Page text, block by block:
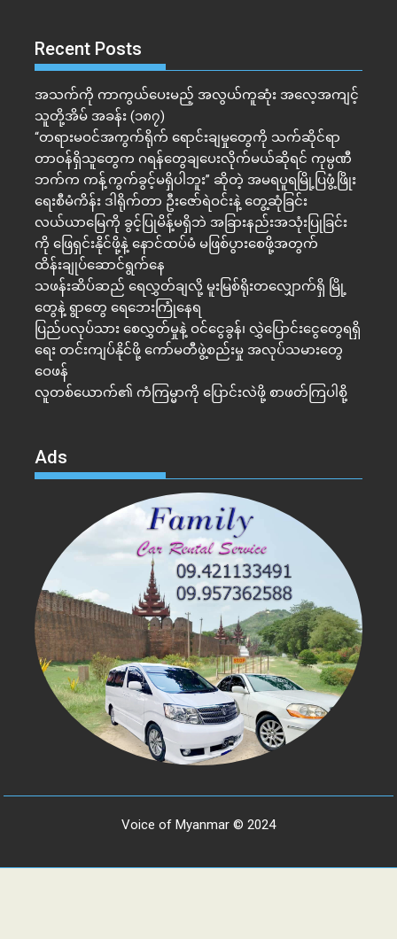
Recent Posts
အသက်ကို ကာကွယ်ပေးမည့် အလွယ်ကူဆုံး အလေ့အကျင့်
သူတို့အိမ် အခန်း (၁၈၇)
“တရားမဝင်အကွက်ရိုက် ရောင်းချမှုတွေကို သက်ဆိုင်ရာ
တာဝန်ရှိသူတွေက ဂရန်တွေချပေးလိုက်မယ်ဆိုရင် ကုမ္ပဏီ
ဘက်က ကန့်ကွက်ခွင့်မရှိပါဘူး” ဆိုတဲ့ အမရပူရမြို့ပြဖွံ့ဖြိုး
ရေးစီမံကိန်း ဒါရိုက်တာ ဦးဇော်ရဲဝင်းနဲ့ တွေ့ဆုံခြင်း
လယ်ယာမြေကို ခွင့်ပြုမိန့်မရှိဘဲ အခြားနည်းအသုံးပြုခြင်း
ကို ဖြေရှင်းနိုင်ဖို့နဲ့ နောင်ထပ်မံ မဖြစ်ပွားစေဖို့အတွက်
ထိန်းချုပ်ဆောင်ရွက်နေ
သဖန်းဆိပ်ဆည် ရေလွှတ်ချလို့ မူးမြစ်ရိုးတလျှောက်ရှိ မြို့
တွေနဲ့ ရွာတွေ ရေဘေးကြုံနေရ
ပြည်ပလုပ်သား စေလွှတ်မှုနဲ့ ဝင်ငွေခွန်၊ လွှဲပြောင်းငွေတွေရရှိ
ရေး တင်းကျပ်နိုင်ဖို့ ကော်မတီဖွဲ့စည်းမှု အလုပ်သမားတွေ
ဝေဖန်
လူတစ်ယောက်၏ ကံကြမ္မာကို ပြောင်းလဲဖို့ စာဖတ်ကြပါစို့
Ads
Voice of Myanmar © 2024